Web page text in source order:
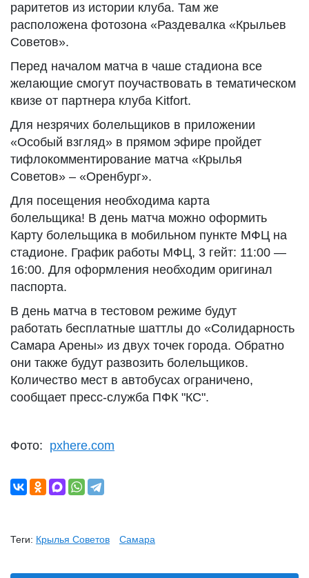
раритетов из истории клуба. Там же
расположена фотозона «Раздевалка «Крыльев
Советов».
Перед началом матча в чаше стадиона все
желающие смогут поучаствовать в тематическом
квизе от партнера клуба Kitfort.
Для незрячих болельщиков в приложении
«Особый взгляд» в прямом эфире пройдет
тифлокомментирование матча «Крылья
Советов» – «Оренбург».
Для посещения необходима карта
болельщика! В день матча можно оформить
Карту болельщика в мобильном пункте МФЦ на
стадионе. График работы МФЦ, 3 гейт: 11:00 —
16:00. Для оформления необходим оригинал
паспорта.
В день матча в тестовом режиме будут
работать бесплатные шаттлы до «Солидарность
Самара Арены» из двух точек города. Обратно
они также будут развозить болельщиков.
Количество мест в автобусах ограничено,
сообщает пресс-служба ПФК "КС".
Фото: pxhere.com
Теги: Крылья Советов Самара